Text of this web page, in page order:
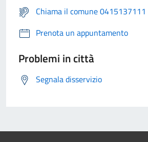
Chiama il comune 0415137111
Prenota un appuntamento
Problemi in città
Segnala disservizio